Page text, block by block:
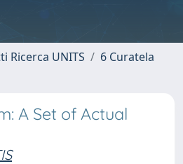
Ricerca UNITS
6 Curatela
A Set of Actual